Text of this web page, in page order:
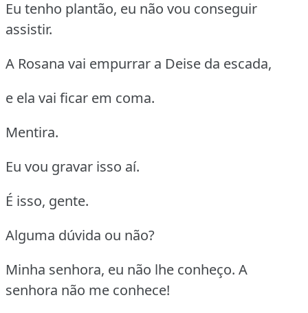
Eu tenho plantão, eu não vou conseguir
assistir.
A Rosana vai empurrar a Deise da escada,
e ela vai ficar em coma.
Mentira.
Eu vou gravar isso aí.
É isso, gente.
Alguma dúvida ou não?
Minha senhora, eu não lhe conheço. A
senhora não me conhece!